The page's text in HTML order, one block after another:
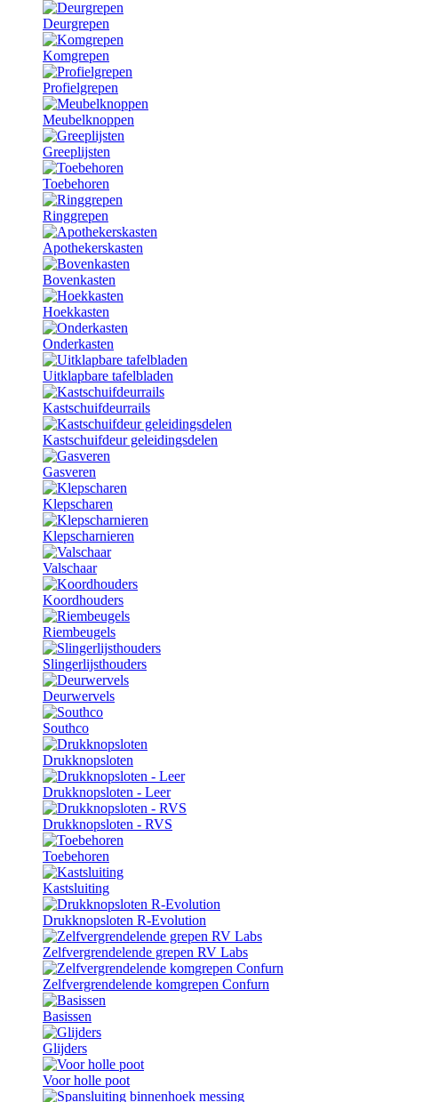
Deurgrepen
Komgrepen
Profielgrepen
Meubelknoppen
Greeplijsten
Toebehoren
Ringgrepen
Apothekerskasten
Bovenkasten
Hoekkasten
Onderkasten
Uitklapbare tafelbladen
Kastschuifdeurrails
Kastschuifdeur geleidingsdelen
Gasveren
Klepscharen
Klepscharnieren
Valschaar
Koordhouders
Riembeugels
Slingerlijsthouders
Deurwervels
Southco
Drukknopsloten
Drukknopsloten - Leer
Drukknopsloten - RVS
Toebehoren
Kastsluiting
Drukknopsloten R-Evolution
Zelfvergrendelende grepen RV Labs
Zelfvergrendelende komgrepen Confurn
Basissen
Glijders
Voor holle poot